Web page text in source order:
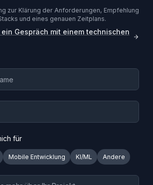
zur Klärung der Anforderungen, Empfehlung
und eines genauen Zeitplans.
Gespräch mit einem technischen
für
Mobile Entwicklung KI/ML Andere